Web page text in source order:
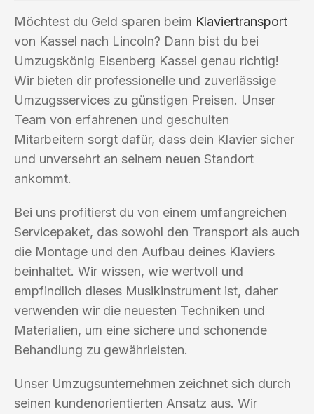
Möchtest du Geld sparen beim Klaviertransport
von Kassel nach Lincoln? Dann bist du bei
Umzugskönig Eisenberg Kassel genau richtig!
Wir bieten dir professionelle und zuverlässige
Umzugsservices zu günstigen Preisen. Unser
Team von erfahrenen und geschulten
Mitarbeitern sorgt dafür, dass dein Klavier sicher
und unversehrt an seinem neuen Standort
ankommt.
Bei uns profitierst du von einem umfangreichen
Servicepaket, das sowohl den Transport als auch
die Montage und den Aufbau deines Klaviers
beinhaltet. Wir wissen, wie wertvoll und
empfindlich dieses Musikinstrument ist, daher
verwenden wir die neuesten Techniken und
Materialien, um eine sichere und schonende
Behandlung zu gewährleisten.
Unser Umzugsunternehmen zeichnet sich durch
seinen kundenorientierten Ansatz aus. Wir